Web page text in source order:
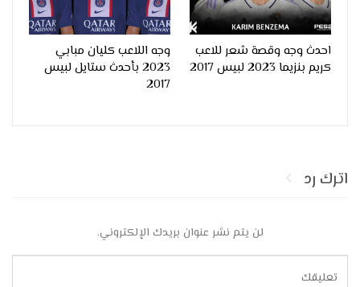
احدث وجه وقصة شعر للاعب
كريم بنزيما 2023 لبيس 2017
وجه اللاعب كليان مبابي
2023 بأحدث ستايل لبيس
2017
اترك رد
لن يتم نشر عنوان بريدك الإلكتروني.